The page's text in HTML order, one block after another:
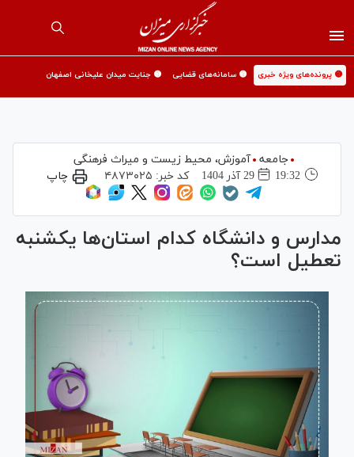
🟡 پرونده‌های ویژه خبری 🟡 سامانه‌های قضایی 🟡 جنایت میدان علیخانی اصفهان
جامعه
آموزش،‌ محیط زیست و میراث فرهنگی
19:32
29 آذر 1404 کد خبر: ۴۸۷۳۰۲۵ چاپ
مدارس و دانشگاه کدام استان‌ها یکشنبه
تعطیل است؟